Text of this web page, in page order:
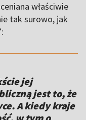
właściwie
tak surowo, jak
jej
jest to, że
A kiedy kraje